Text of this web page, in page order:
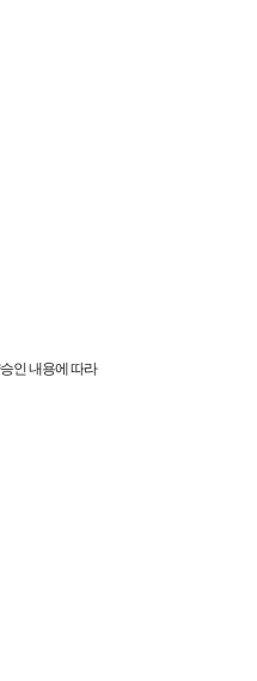
인 내용에 따라